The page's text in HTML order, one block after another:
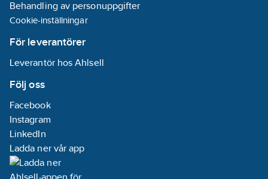
Behandling av personuppgifter
Cookie-inställningar
För leverantörer
Leverantör hos Ahlsell
Följ oss
Facebook
Instagram
LinkedIn
Ladda ner vår app